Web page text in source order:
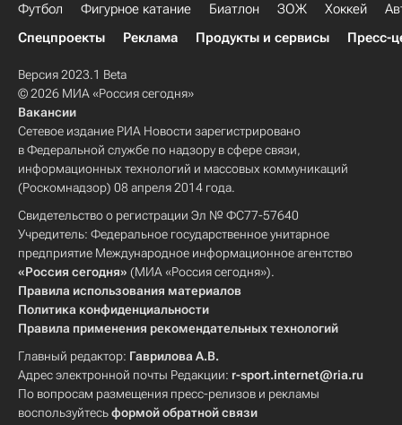
Футбол Фигурное катание Биатлон ЗОЖ Хоккей
Спецпроекты
Реклама Продукты и сервисы Пресс-
Версия 2023.1 Beta
© 2026 МИА «Россия сегодня»
Вакансии
Сетевое издание РИА Новости зарегистрировано
в Федеральной службе по надзору в сфере связи,
информационных технологий и массовых коммуникаций
(Роскомнадзор) 08 апреля 2014 года.
Свидетельство о регистрации Эл № ФС77-57640
Учредитель: Федеральное государственное унитарное
предприятие Международное информационное агентство
«Россия сегодня» (МИА «Россия сегодня»).
Правила использования материалов
Политика конфиденциальности
Правила применения рекомендательных технологий
Главный редактор: Гаврилова А.В.
Адрес электронной почты Редакции: r-sport.internet@ria.ru
По вопросам размещения пресс-релизов и рекламы
воспользуйтесьформой обратной связи